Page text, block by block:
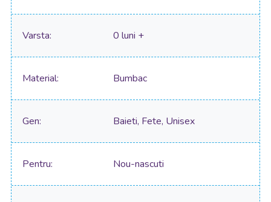
Varsta 0 luni +
Material Bumbac
Gen Baieti, Fete, Unisex
Pentru Nou-nascuti